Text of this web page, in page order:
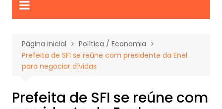
Página inicial
Política / Economia
Prefeita de SFI se reúne com presidente da Enel
para negociar dívidas
Prefeita de SFI se reúne com